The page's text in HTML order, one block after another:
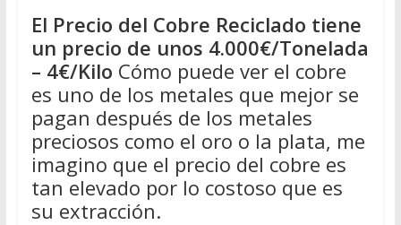
El Precio del Cobre Reciclado tiene
un precio de unos 4.000€/Tonelada
– 4€/Kilo Cómo puede ver el cobre
es uno de los metales que mejor se
pagan después de los metales
preciosos como el oro o la plata, me
imagino que el precio del cobre es
tan elevado por lo costoso que es
su extracción.